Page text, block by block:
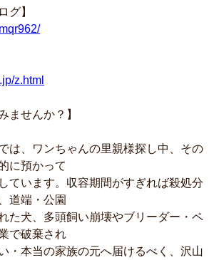
グ】
z.html
ませんか？】
は、ワンちゃんの里親様探し中、その
に預かって
ています。収容期間がすぎれば殺処分
道端・公園
た犬、多頭飼い崩壊やブリーダー・ペ
で破棄され
・本当の家族の元へ届けるべく、沢山